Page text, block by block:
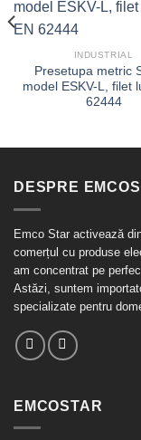
INDUSTRIAL
Presetupa metric
model ESKV-L, filet
62444
DESPRE
Emco Star activează
comerțul cu produse
am concentrat pe
Astăzi, suntem
specializate pentru
EMCOSTAR